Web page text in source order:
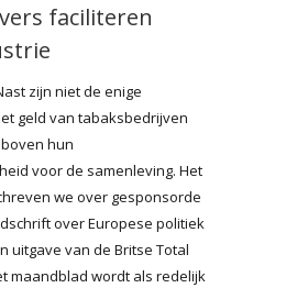
faciliteren
zijn niet de enige
geld van tabaksbedrijven
hun
voor de samenleving. Het
we over gesponsorde
over Europese politiek
uitgave van de Britse Total
maandblad wordt als redelijk